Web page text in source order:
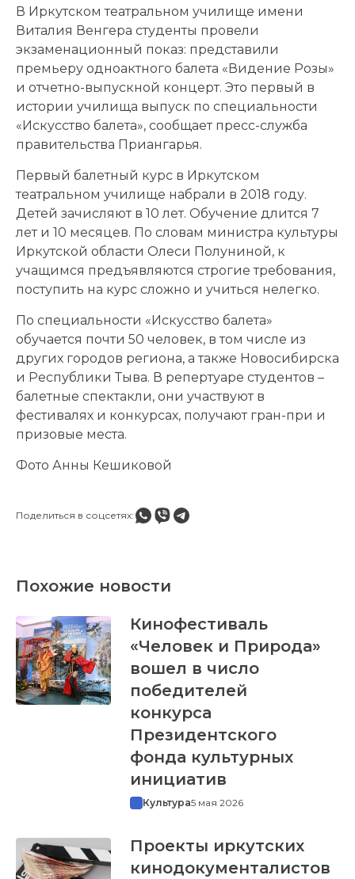
В Иркутском театральном училище имени
Виталия Венгера студенты провели
экзаменационный показ: представили
премьеру одноактного балета «Видение Розы»
и отчетно-выпускной концерт. Это первый в
истории училища выпуск по специальности
«Искусство балета», сообщает пресс-служба
правительства Приангарья.
Первый балетный курс в Иркутском
театральном училище набрали в 2018 году.
Детей зачисляют в 10 лет. Обучение длится 7
лет и 10 месяцев. По словам министра культуры
Иркутской области Олеси Полуниной, к
учащимся предъявляются строгие требования,
поступить на курс сложно и учиться нелегко.
По специальности «Искусство балета»
обучается почти 50 человек, в том числе из
других городов региона, а также Новосибирска
и Республики Тыва. В репертуаре студентов –
балетные спектакли, они участвуют в
фестивалях и конкурсах, получают гран-при и
призовые места.
Фото Анны Кешиковой
Поделиться в соцсетях:
Похожие новости
Кинофестиваль
«Человек и Природа»
вошел в число
победителей
конкурса
Президентского
фонда культурных
инициатив
Культура5 мая 2026
Проекты иркутских
кинодокументалистов